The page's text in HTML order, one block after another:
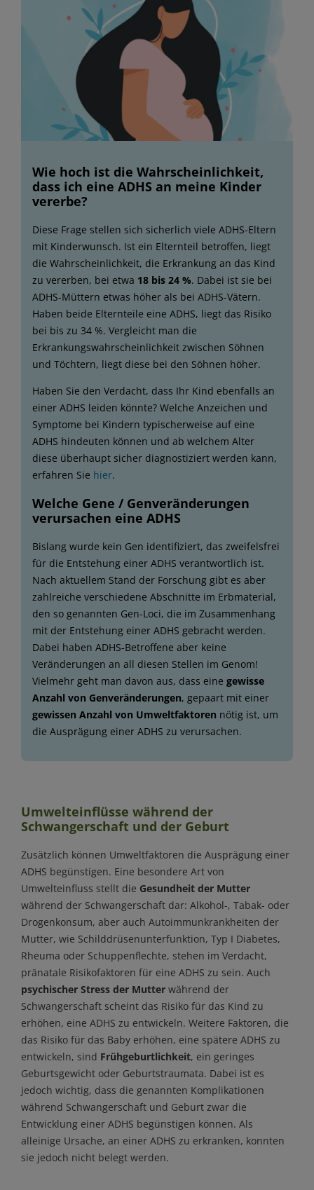
Wie hoch ist die Wahrscheinlichkeit,
dass ich eine ADHS an meine Kinder
vererbe?
Diese Frage stellen sich sicherlich viele ADHS-Eltern
mit Kinderwunsch. Ist ein Elternteil betroffen, liegt
die Wahrscheinlichkeit, die Erkrankung an das Kind
zu vererben, bei etwa 18 bis 24 %. Dabei ist sie bei
ADHS-Müttern etwas höher als bei ADHS-Vätern.
Haben beide Elternteile eine ADHS, liegt das Risiko
bei bis zu 34 %. Vergleicht man die
Erkrankungswahrscheinlichkeit zwischen Söhnen
und Töchtern, liegt diese bei den Söhnen höher.
Haben Sie den Verdacht, dass Ihr Kind ebenfalls an
einer ADHS leiden könnte? Welche Anzeichen und
Symptome bei Kindern typischerweise auf eine
ADHS hindeuten können und ab welchem Alter
diese überhaupt sicher diagnostiziert werden kann,
erfahren Sie hier.
Welche Gene / Genveränderungen
verursachen eine ADHS
Bislang wurde kein Gen identifiziert, das zweifelsfrei
für die Entstehung einer ADHS verantwortlich ist.
Nach aktuellem Stand der Forschung gibt es aber
zahlreiche verschiedene Abschnitte im Erbmaterial,
den so genannten Gen-Loci, die im Zusammenhang
mit der Entstehung einer ADHS gebracht werden.
Dabei haben ADHS-Betroffene aber keine
Veränderungen an all diesen Stellen im Genom!
Vielmehr geht man davon aus, dass eine gewisse
Anzahl von Genveränderungen, gepaart mit einer
gewissen Anzahl von Umweltfaktoren nötig ist, um
die Ausprägung einer ADHS zu verursachen.
Umwelteinflüsse während der
Schwangerschaft und der Geburt
Zusätzlich können Umweltfaktoren die Ausprägung einer
ADHS begünstigen. Eine besondere Art von
Umwelteinfluss stellt die Gesundheit der Mutter
während der Schwangerschaft dar: Alkohol-, Tabak- oder
Drogenkonsum, aber auch Autoimmunkrankheiten der
Mutter, wie Schilddrüsenunterfunktion, Typ I Diabetes,
Rheuma oder Schuppenflechte, stehen im Verdacht,
pränatale Risikofaktoren für eine ADHS zu sein. Auch
psychischer Stress der Mutter während der
Schwangerschaft scheint das Risiko für das Kind zu
erhöhen, eine ADHS zu entwickeln. Weitere Faktoren, die
das Risiko für das Baby erhöhen, eine spätere ADHS zu
entwickeln, sind Frühgeburtlichkeit, ein geringes
Geburtsgewicht oder Geburtstraumata. Dabei ist es
jedoch wichtig, dass die genannten Komplikationen
während Schwangerschaft und Geburt zwar die
Entwicklung einer ADHS begünstigen können. Als
alleinige Ursache, an einer ADHS zu erkranken, konnten
sie jedoch nicht belegt werden.